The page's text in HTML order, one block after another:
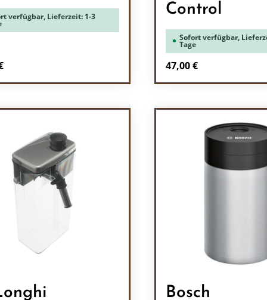
verfügbar, Lieferzeit: 1-3
Preis:
Control
Sofort verfügbar,
Tage
Regulärer Preis:
47,00 €
Bosch